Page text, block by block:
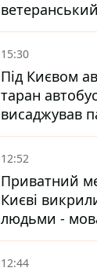
знайшли
15:30
Під Києвом
таран
висаджував
зупинці -
лікарні
12:52
Приватний
Києві
людьми -
сурогатне
12:44